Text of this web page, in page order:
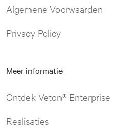
Algemene Voorwaarden
Privacy Policy
Meer informatie
Ontdek Veton® Enterprise
Realisaties